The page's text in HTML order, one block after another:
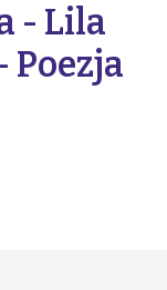
- Lila
Poezja